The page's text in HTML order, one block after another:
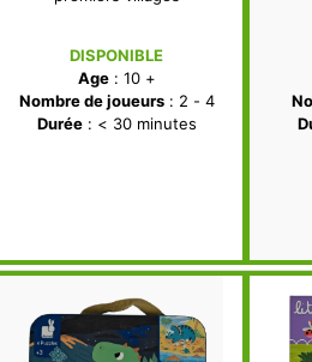
DISPONIBLE
Age: 10 +
Nombre de joueurs: 2 - 4
Durée: < 30 minutes